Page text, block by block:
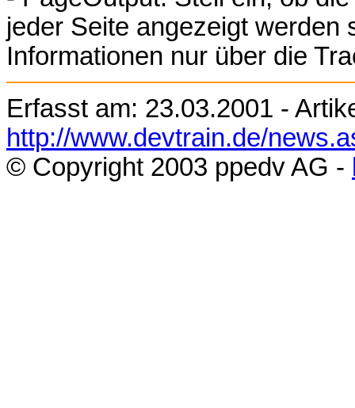
jeder Seite angezeigt werden
Informationen nur über die
Erfasst am: 23.03.2001 -
http://www.devtrain.de/
© Copyright 2003 ppedv AG -